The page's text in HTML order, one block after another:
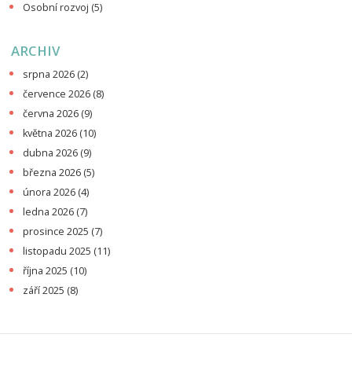
Osobní rozvoj (5)
ARCHIV
srpna 2026 (2)
července 2026 (8)
června 2026 (9)
května 2026 (10)
dubna 2026 (9)
března 2026 (5)
února 2026 (4)
ledna 2026 (7)
prosince 2025 (7)
listopadu 2025 (11)
října 2025 (10)
září 2025 (8)